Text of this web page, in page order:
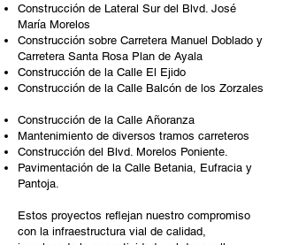
Construcción de Lateral Sur del Blvd. José
María Morelos
Construcción sobre Carretera Manuel Doblado y
Carretera Santa Rosa Plan de Ayala
Construcción de la Calle El Ejido
Construcción de la Calle Balcón de los Zorzales
Construcción de la Calle Añoranza
Mantenimiento de diversos tramos carreteros
Construcción del Blvd. Morelos Poniente.
Pavimentación de la Calle Betania, Eufracia y
Pantoja.
Estos proyectos reflejan nuestro compromiso
con la infraestructura vial de calidad,